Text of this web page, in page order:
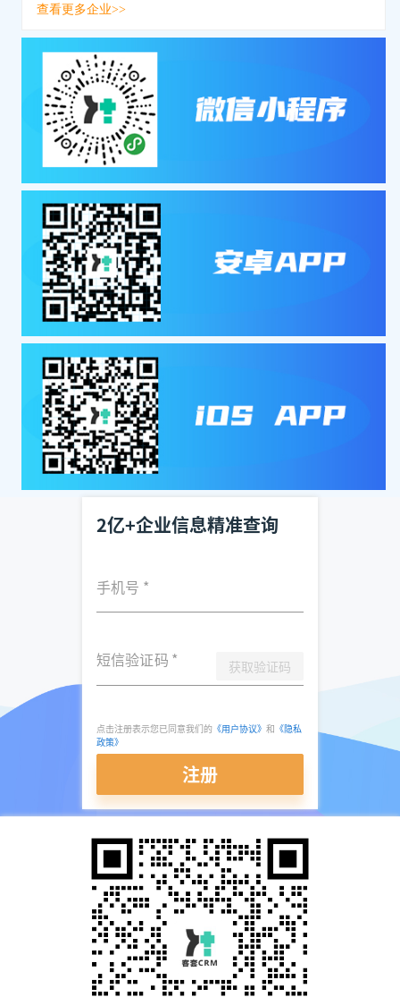
查看更多企业>>
2亿+企业信息精准查询
手机号 *
短信验证码 * 获取验证码
点击注册表示您已同意我们的 《用户协议》 和 《隐私
政策》
注册